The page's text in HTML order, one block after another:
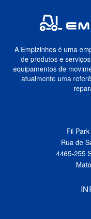
A Empizinhos é uma
de produtos e
equipamentos de
atualmente uma
Fil
Rua de
4465-255